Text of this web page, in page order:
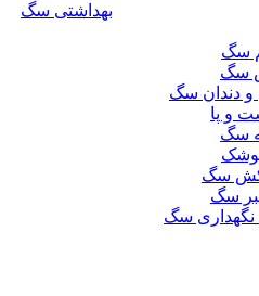
بهداشتی سگ
سگ
سگ
و دندان سگ
و پا
سگ
سگ
سگ
سگ